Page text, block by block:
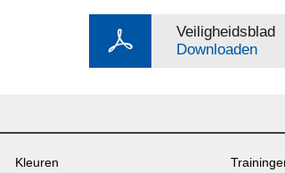
Veiligheidsblad
Downloaden
Kleuren